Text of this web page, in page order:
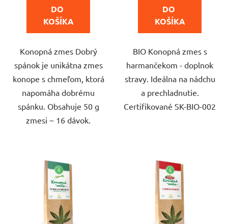
z
5
hviezdičiek.
DO
KOŠÍKA
Konopná zmes Dobrý
spánok je unikátna zmes
konope s chmeľom, ktorá
napomáha dobrému
spánku. Obsahuje 50 g
zmesi ~ 16 dávok.
z
5
hviezdičiek.
DO
KOŠÍKA
BIO Konopná zmes s
harmančekom - doplnok
stravy. Ideálna na nádchu
a prechladnutie.
Certifikované SK-BIO-002